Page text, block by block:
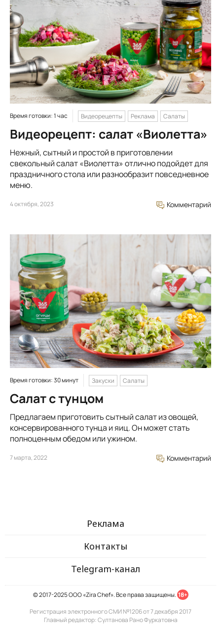
Время готовки: 1 час Видеорецепты Реклама Салаты
Видеорецепт: салат «Виолетта»
Нежный, сытный и простой в приготовлении
свекольный салат «Виолетта» отлично подойдет для
праздничного стола или разнообразит повседневное
меню.
4 октября, 2023 Комментарий
Время готовки: 30 минут Закуски Салаты
Салат с тунцом
Предлагаем приготовить сытный салат из овощей,
консервированного тунца и яиц. Он может стать
полноценным обедом или ужином.
7 марта, 2022 Комментарий
Реклама
Контакты
Telegram-канал
© 2017-2025 ООО «Zira Chef». Все права защищены. 18+
Регистрация электронного СМИ №1206 от 7 декабря 2017
Главный редактор: Султанова Рано Фуркатовна